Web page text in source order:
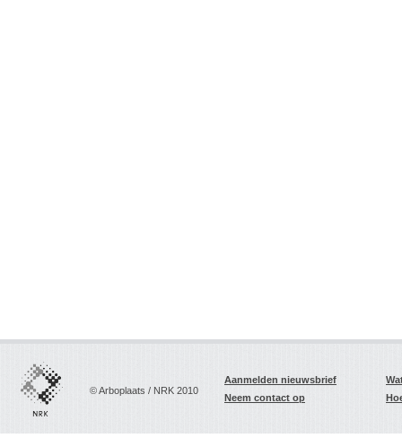
© Arboplaats / NRK 2010
Aanmelden nieuwsbrief
Neem contact op